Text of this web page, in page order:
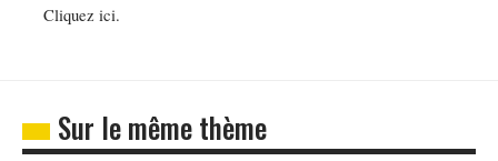
Cliquez ici.
Sur le même thème